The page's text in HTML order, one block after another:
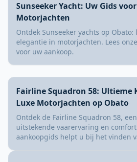
Sunseeker Yacht: Uw Gids
Motorjachten
Ontdek Sunseeker yachts op
elegantie in motorjachten. Lees
voor uw aankoop.
Fairline Squadron 58: Ultieme
Luxe Motorjachten op Obato
Ontdek de Fairline Squadron 58,
uitstekende vaarervaring en
aankoopgids helpt u bij het vinden